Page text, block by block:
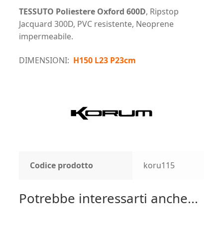
TESSUTO Poliestere Oxford 600D, Ripstop
Jacquard 300D, PVC resistente, Neoprene
impermeabile.
DIMENSIONI: H150 L23 P23cm
Codice prodotto koru115
Potrebbe interessarti anche...